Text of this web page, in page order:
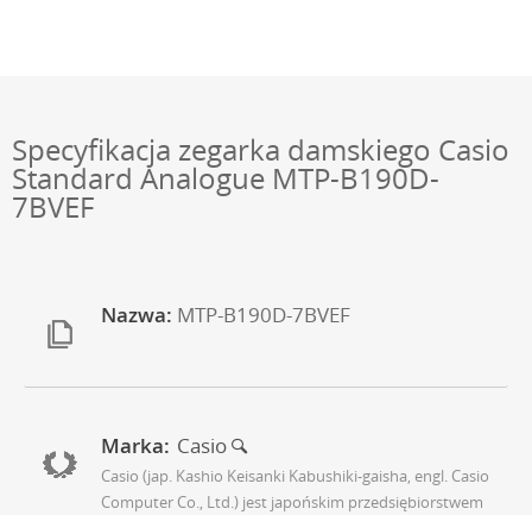
Specyfikacja zegarka damskiego Casio
Standard Analogue MTP-B190D-
7BVEF
Nazwa: MTP-B190D-7BVEF
Marka: Casio
Casio (jap. Kashio Keisanki Kabushiki-gaisha, engl. Casio
Computer Co., Ltd.) jest japońskim przedsiębiorstwem